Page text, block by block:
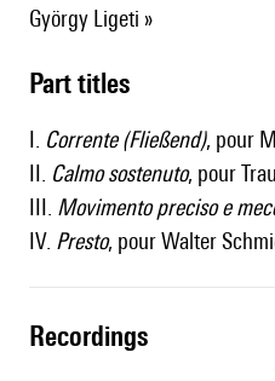
György Ligeti »
Part titles
I. Corrente (Fließend), pour
II. Calmo sostenuto, pour
III. Movimento preciso e
IV. Presto, pour Walter
recordings